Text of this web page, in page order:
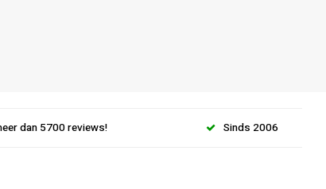
dan 5700 reviews! Sinds 2006